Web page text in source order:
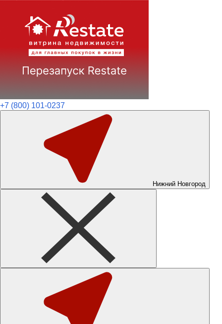
+7 (800) 101-0237
Нижний Новгород